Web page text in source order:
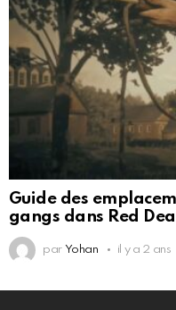
Guide des
gangs dans Red
par Yohan il y a 2 ans